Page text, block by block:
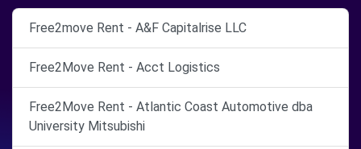
Free2move Rent - A&F Capitalrise LLC
Free2Move Rent - Acct Logistics
Free2Move Rent - Atlantic Coast Automotive dba
University Mitsubishi